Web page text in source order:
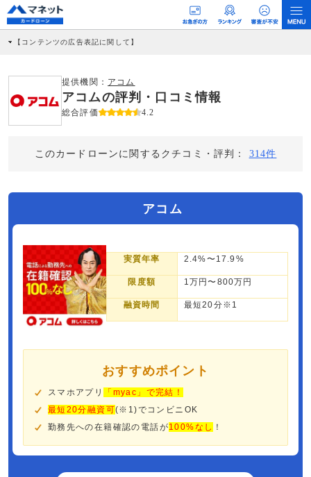
【コンテンツの広告表記に関して】
社に対して企業から紹介報酬が支払われるという収益モデルです。 ただし、特定の
商品を根拠なくPRするものではなく、当編集部の調査／ユーザーへの口コミ収集な
どに基づき、公平性を担保した情報提供を行っています。
>提携企業一覧
提供機関： アコム
アコムの評判・口コミ情報
総合評価 4.2
このカードローンに関するクチコミ・評判： 314件
アコム
実質年率 2.4%〜17.9%
限度額 1万円〜800万円
融資時間 最短20分※1
おすすめポイント
スマホアプリ
「myac」で完結！
最短20分融資可(※1)でコンビニOK
勤務先への在籍確認の電話が100%なし ！